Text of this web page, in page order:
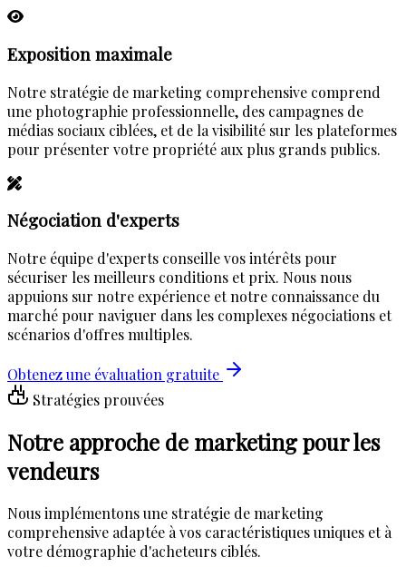
Exposition maximale
Notre stratégie de marketing comprehensive comprend
une photographie professionnelle, des campagnes de
médias sociaux ciblées, et de la visibilité sur les plateformes
pour présenter votre propriété aux plus grands publics.
Négociation d'experts
Notre équipe d'experts conseille vos intérêts pour
sécuriser les meilleurs conditions et prix. Nous nous
appuions sur notre expérience et notre connaissance du
marché pour naviguer dans les complexes négociations et
scénarios d'offres multiples.
Obtenez une évaluation gratuite
Stratégies prouvées
Notre approche de marketingpour les
vendeurs
Nous implémentons une stratégie de marketing
comprehensive adaptée à vos caractéristiques uniques et à
votre démographie d'acheteurs ciblés.